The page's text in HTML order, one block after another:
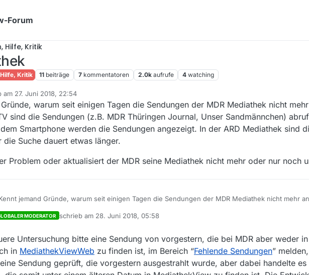
Forum
Hilfe, Kritik
Kritik 11 beiträge 7 kommentatoren 2.0k aufrufe 4 watching
am 27. Juni 2018, 22:54
von
warum seit einigen Tagen die Sendungen der MDR Mediathek nicht
sind die Sendungen (z.B. MDR Thüringen Journal, Unser Sandmännchen)
Smartphone werden die Sendungen angezeigt. In der ARD Mediathek sind
die Suche dauert etwas länger.
Problem oder aktualisiert der MDR seine Mediathek nicht mehr oder nur noch
jemand Gründe, warum seit einigen Tagen die Sendungen der MDR Mediathek nicht mehr
werden die Sendungen angezeigt. In der ARD Mediathek sind die Sendungen abrufbar, aber die Suche
ein Crawler Problem oder aktualisiert der MDR seine Mediathek nicht mehr oder nur noch
MODERATOR schrieb am 28. Juni 2018, 05:58
zuletzt editiert von
Untersuchung bitte eine Sendung von vorgestern, die bei MDR aber weder
in MediathekViewWeb zu finden ist, im Bereich “Fehlende Sendungen”
Sendung geprüft, die vorgestern ausgestrahlt wurde, aber dabei handelte es